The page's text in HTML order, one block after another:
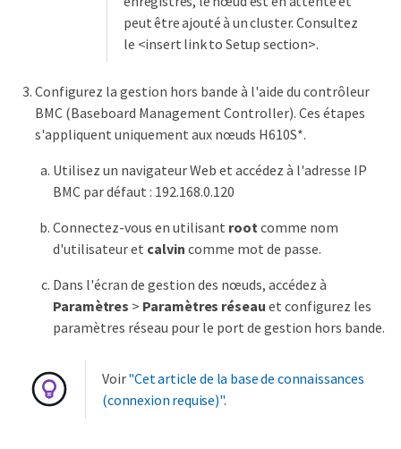
peut être ajouté à un cluster. Consultez
le <insert link to Setup section>.
Configurez la gestion hors bande à l'aide du contrôleur
BMC (Baseboard Management Controller). Ces étapes
s'appliquent uniquement aux nœuds H610S*.
Utilisez un navigateur Web et accédez à l'adresse IP
BMC par défaut : 192.168.0.120
Connectez-vous en utilisant root comme nom
d'utilisateur et calvin comme mot de passe.
Dans l'écran de gestion des nœuds, accédez à
Paramètres > Paramètres réseau et configurez les
paramètres réseau pour le port de gestion hors bande.
Voir"Cet article de la base de connaissances
(connexion requise)".